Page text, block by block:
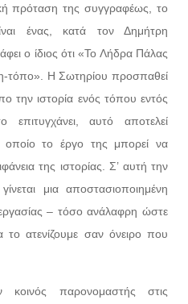
πρόταση της συγγραφέως, το
ένας, κατά τον Δημήτρη
ο ίδιος ότι «Το Λήδρα Πάλας
τόπο». Η Σωτηρίου προσπαθεί
την ιστορία ενός τόπου εντός
αυτό αποτελεί
το έργο της μπορεί να
της ιστορίας. Σ’ αυτή την
μια αποστασιοποιημένη
– τόσο ανάλαφρη ώστε
το ατενίζουμε σαν όνειρο που
παρονομαστής στις